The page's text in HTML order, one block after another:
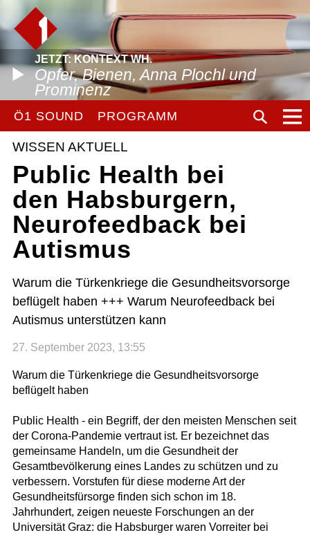
JETZT: KONTEXT WH.
Opfer, Bienen, Anna Plochl und
Prominenz
Ö1 SOUND PROGRAMM
WISSEN AKTUELL
Public Health bei
den Habsburgern,
Neurofeedback bei
Autismus
Warum die Türkenkriege die Gesundheitsvorsorge
beflügelt haben +++ Warum Neurofeedback bei
Autismus unterstützen kann
27. September 2023, 13:55
Warum die Türkenkriege die Gesundheitsvorsorge
beflügelt haben
Public Health - ein Begriff, der den meisten Menschen seit
der Corona-Pandemie vertraut ist. Er bezeichnet das
gemeinsame Handeln, um die Gesundheit der
Gesamtbevölkerung eines Landes zu schützen und zu
verbessern. Vorstufen für diese moderne Art der
Gesundheitsfürsorge finden sich schon im 18.
Jahrhundert, zeigen neueste Forschungen an der
Universität Graz: die Habsburger waren Vorreiter bei